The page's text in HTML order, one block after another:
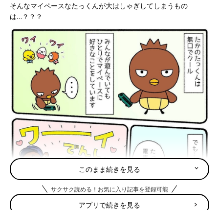
そんなマイペースなたっくんが大はしゃぎしてしまうもの
は…？？？
このまま続きを見る
サクサク読める！お気に入り記事を登録可能
アプリで続きを見る